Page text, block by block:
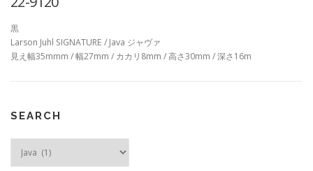
黒
Larson Juhl SIGNATURE / Java ジャヴァ
見え幅35mmm / 幅27mm / カカリ8mm / 高さ30mm / 深さ16m
SEARCH